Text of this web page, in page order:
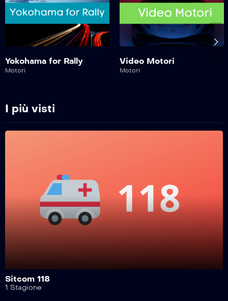
Motosport Garage – 15^ Puntata
Motosport Garage – 12^ Puntata
Motosport Garage – 10^ Puntata
Motosport Garage – 8^ Puntata
Yokohama for Rally
Motori
Video Motori
Motori
I più visti
Sitcom 118
1 Stagione